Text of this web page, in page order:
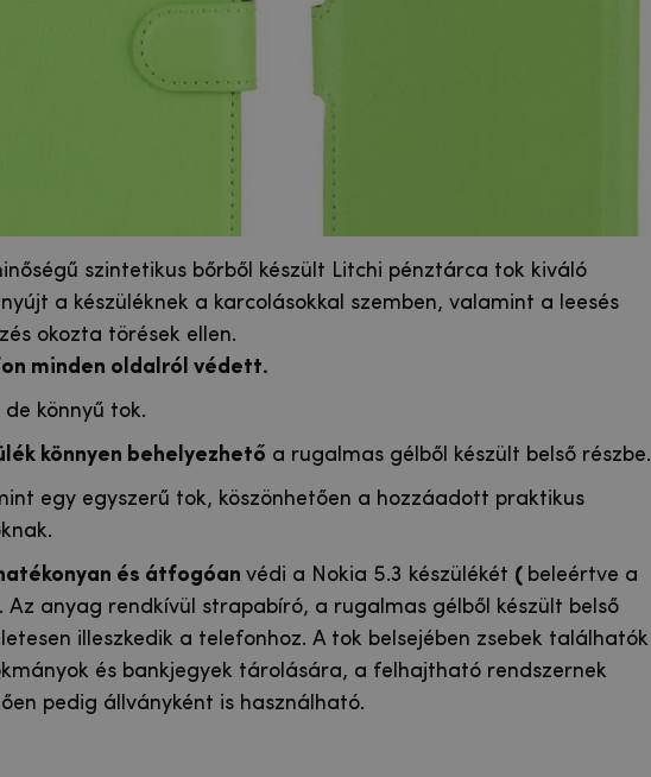
szintetikus bőrből készült Litchi pénztárca tok kiváló
a készüléknek a karcolásokkal szemben, valamint a leesés
okozta törések ellen.
minden oldalról védett.
de könnyű tok.
könnyen behelyezhető a rugalmas gélből készült belső részbe.
egy egyszerű tok, köszönhetően a hozzáadott praktikus
és átfogóan védi a Nokia 5.3 készülékét ( beleértve a
Az anyag rendkívül strapabíró, a rugalmas gélből készült belső
illeszkedik a telefonhoz. A tok belsejében zsebek találhatók
és bankjegyek tárolására, a felhajtható rendszernek
pedig állványként is használható.